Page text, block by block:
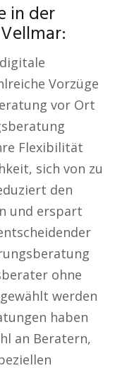
in der
Vorzüge
vor Ort
Flexibilität
sich von zu
den
und erspart
ohne
werden
haben
an Beratern,